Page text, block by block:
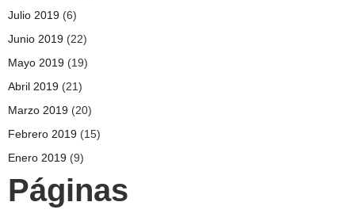
Julio 2019 (6)
Junio 2019 (22)
Mayo 2019 (19)
Abril 2019 (21)
Marzo 2019 (20)
Febrero 2019 (15)
Enero 2019 (9)
Páginas